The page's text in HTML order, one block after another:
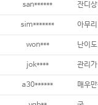
san******
sim*******
won*** 난이
jok****
a30******